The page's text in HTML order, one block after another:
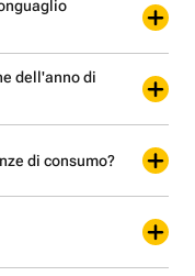
dell'anno di
di consumo?